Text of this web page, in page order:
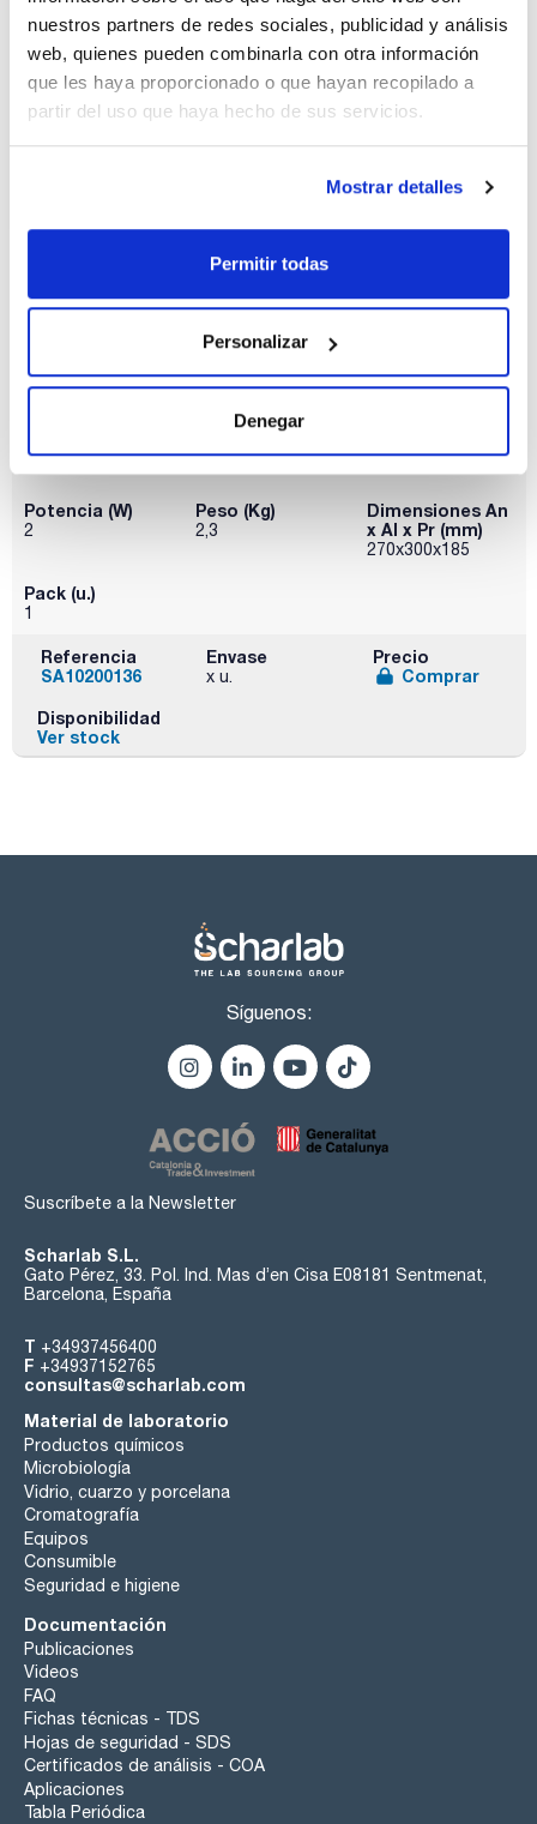
nuestros partners de redes sociales, publicidad y análisis
web, quienes pueden combinarla con otra información
que les haya proporcionado o que hayan recopilado a
partir del uso que haya hecho de sus servicios.
Mostrar detalles
Permitir todas
Personalizar
Denegar
Dimensiones An x Al x Pr (mm)
270x300x185 (1)
Frasco de 500
Potencia (W)
2
Peso (Kg)
2,3
Dimensiones An
x Al x Pr (mm)
270x300x185
Pack (u.)
1
Referencia
SA10200136
Envase
x u.
Precio
Comprar
Disponibilidad
Ver stock
Síguenos:
Suscríbete a la Newsletter
Scharlab S.L.
Gato Pérez, 33. Pol. Ind. Mas d’en Cisa E08181 Sentmenat,
Barcelona, España
T +34937456400
F +34937152765
consultas@scharlab.com
Material de laboratorio
Productos químicos
Microbiología
Vidrio, cuarzo y porcelana
Cromatografía
Equipos
Consumible
Seguridad e higiene
Documentación
Publicaciones
Videos
FAQ
Fichas técnicas - TDS
Hojas de seguridad - SDS
Certificados de análisis - COA
Aplicaciones
Tabla Periódica